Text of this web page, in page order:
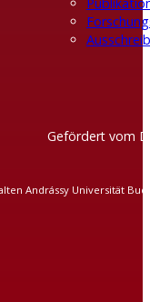
Gefördert vom
Andrássy Universität